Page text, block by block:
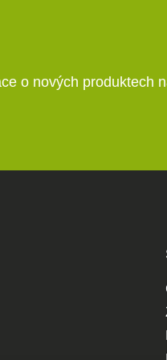
o nových produktech